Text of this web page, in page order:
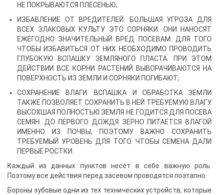
НЕ ПОКРЫВАЮТСЯ ПЛЕСЕНЬЮ;
ИЗБАВЛЕНИЕ ОТ ВРЕДИТЕЛЕЙ. БОЛЬШАЯ УГРОЗА ДЛЯ
ВСЕХ ЗЛАКОВЫХ КУЛЬТУ ЭТО СОРНЯКИ. ОНИ НАНОСЯТ
ЕЖЕГОДНО ЗНАЧИТЕЛЬНЫЙ ВРЕД ПОСЕВАМ. ДЛЯ ТОГО
ЧТОБЫ ИЗБАВИТЬСЯ ОТ НИХ НЕОБХОДИМО ПРОВОДИТЬ
ГЛУБОКУЮ ВСПАШКУ ЗЕМЛЯНОГО ПЛАСТА. ПРИ ЭТОМ
ДЕЙСТВИИ ВСЕ КОРНИ РАСТЕНИЙ ВЫВОРАЧИВАЮТСЯ НА
ПОВЕРХНОСТЬ ИЗ ЗЕМЛИ И СОРНЯКИ ПОГИБАЮТ;
СОХРАНЕНИЕ ВЛАГИ. ВСПАШКА И ОБРАБОТКА ЗЕМЛИ
ТАКЖЕ ПОЗВОЛЯЕТ СОХРАНИТЬ В НЕЙ ТРЕБУЕМУЮ ВЛАГУ.
ВЫСОХШАЯ ПОЛНОСТЬЮ ЗЕМЛЯ НЕ ГОДИТСЯ ДЛЯ ПОСЕВА
СЕМЯН. ДО ПЕРВОГО ДОЖДЯ ЗЕРНО ПИТАЕТСЯ ВЛАГОЙ
ИМЕННО ИЗ ПОЧВЫ, ПОЭТОМУ ВАЖНО СОХРАНИТЬ
ТРЕБУЕМЫЙ УРОВЕНЬ ДЛЯ ТОГО. ЧТОБЫ СЕМЕНА ДАЛИ
ПЕРВЫЕ РОСТКИ.
Каждый из данных пунктов несёт в себе важную роль.
Поэтому все действия перед засевом проводятся поэтапно.
Бороны зубовые одни из тех технических устройств, которые